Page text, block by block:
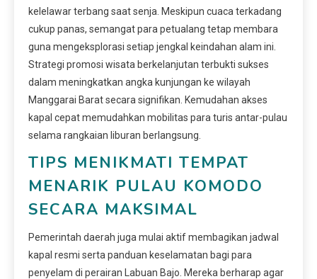
kelelawar terbang saat senja. Meskipun cuaca terkadang
cukup panas, semangat para petualang tetap membara
guna mengeksplorasi setiap jengkal keindahan alam ini.
Strategi promosi wisata berkelanjutan terbukti sukses
dalam meningkatkan angka kunjungan ke wilayah
Manggarai Barat secara signifikan. Kemudahan akses
kapal cepat memudahkan mobilitas para turis antar-pulau
selama rangkaian liburan berlangsung.
TIPS MENIKMATI TEMPAT
MENARIK PULAU KOMODO
SECARA MAKSIMAL
Pemerintah daerah juga mulai aktif membagikan jadwal
kapal resmi serta panduan keselamatan bagi para
penyelam di perairan Labuan Bajo. Mereka berharap agar